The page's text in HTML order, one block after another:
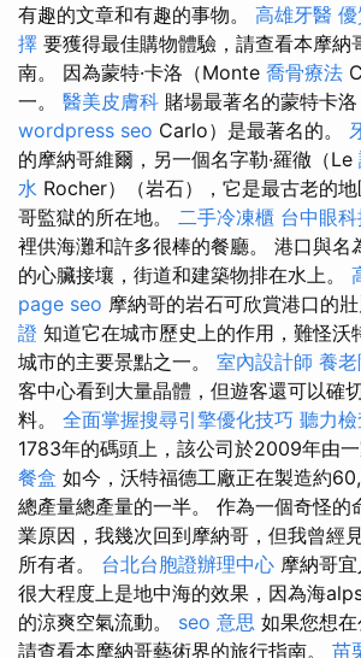
有趣的文章和有趣的事物。 高雄牙醫
擇 要獲得最佳購物體驗，請查看本摩納
南。 因為蒙特·卡洛（Monte 喬骨療法
一。 醫美皮膚科 賭場最著名的蒙特卡
wordpress seo Carlo）是最著名的。
的摩納哥維爾，另一個名字勒·羅徹（Le
水 Rocher）（岩石），它是最古老的
哥監獄的所在地。 二手冷凍櫃 台中眼
裡供海灘和許多很棒的餐廳。 港口與
的心臟接壤，街道和建築物排在水上。
page seo 摩納哥的岩石可欣賞港口的壯
證 知道它在城市歷史上的作用，難怪沃
城市的主要景點之一。 室內設計師 養
客中心看到大量晶體，但遊客還可以確
料。 全面掌握搜尋引擎優化技巧 聽力檢
1783年的碼頭上，該公司於2009年由一
餐盒 如今，沃特福德工廠正在製造約
總產量總產量的一半。 作為一個奇怪的
業原因，我幾次回到摩納哥，但我曾經
所有者。 台北台胞證辦理中心 摩納哥
很大程度上是地中海的效果，因為海
的涼爽空氣流動。 seo 意思 如果您想在
請查看本摩納哥藝術界的旅行指南。 苗